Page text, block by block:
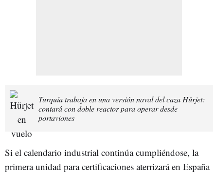
Turquía trabaja en una versión naval del caza Hürjet:
contará con doble reactor para operar desde
portaviones
Si el calendario industrial continúa cumpliéndose, la
primera unidad para certificaciones aterrizará en España